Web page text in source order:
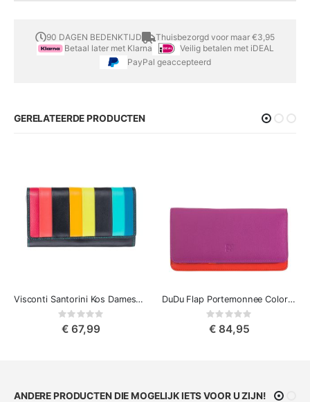
90 DAGEN BEDENKTIJD
Thuisbezorgd voor maar €3,95
Betaal later met Klarna
Veilig betalen met iDEAL
PayPal geaccepteerd
GERELATEERDE PRODUCTEN
Visconti Santorini Kos Damesportemonnee Kleurrijke
Rating:
0%
€ 67,99
DuDu Flap Portemonnee Colorful Canarie
Rating:
0%
€ 84,95
ANDERE PRODUCTEN DIE MOGELIJK IETS VOOR U ZIJN!